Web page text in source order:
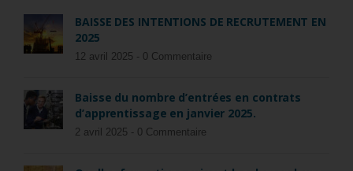
BAISSE DES INTENTIONS DE RECRUTEMENT EN
2025
12 avril 2025 - 0 Commentaire
Baisse du nombre d’entrées en contrats
d’apprentissage en janvier 2025.
2 avril 2025 - 0 Commentaire